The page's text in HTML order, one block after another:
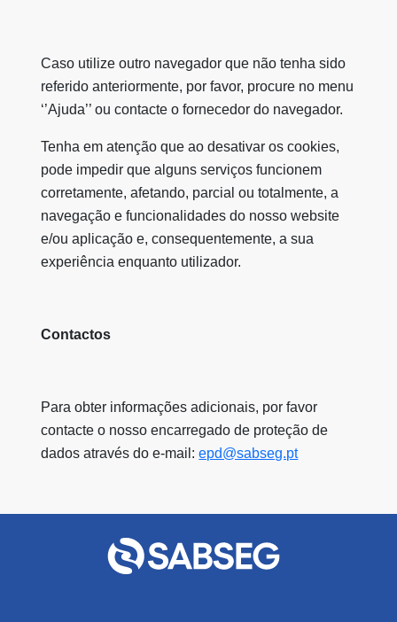
Caso utilize outro navegador que não tenha sido
referido anteriormente, por favor, procure no menu
‘’Ajuda’’ ou contacte o fornecedor do navegador.
Tenha em atenção que ao desativar os cookies,
pode impedir que alguns serviços funcionem
corretamente, afetando, parcial ou totalmente, a
navegação e funcionalidades do nosso website
e/ou aplicação e, consequentemente, a sua
experiência enquanto utilizador.
Contactos
Para obter informações adicionais, por favor
contacte o nosso encarregado de proteção de
dados através do e-mail:epd@sabseg.pt